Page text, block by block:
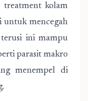
kolam
untuk mencegah
ini mampu
parasit makro
menempel di